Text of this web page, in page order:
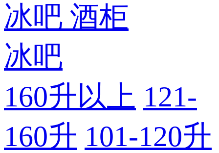
冰吧 酒柜
冰吧
160升以上 121-
160升 101-120升